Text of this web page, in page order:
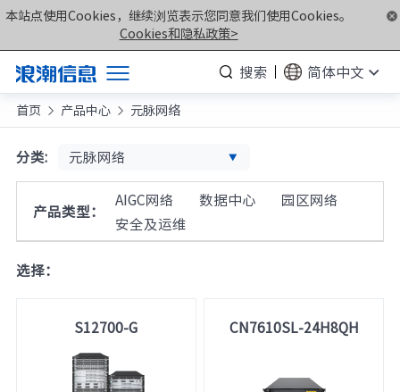
本站点使用Cookies，继续浏览表示您同意我们使用Cookies。
Cookies和隐私政策>
搜索
简体中文
产品
解决方案
服务支持
如何购买
关于我们
计算产业洞察
首页  产品中心  元脉网络
分类: 元脉网络
产品类型：
AIGC网络 数据中心
园区网络
安全及运维
选择：
S12700-G CN7610SL-24H8QH